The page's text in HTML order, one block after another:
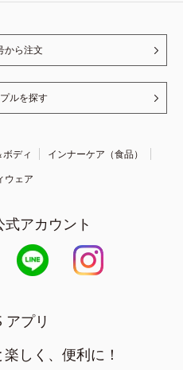
から注文
ルを探す
ディ
インナーケア（食品）
ウェア
式アカウント
アプリ
しく、便利に！